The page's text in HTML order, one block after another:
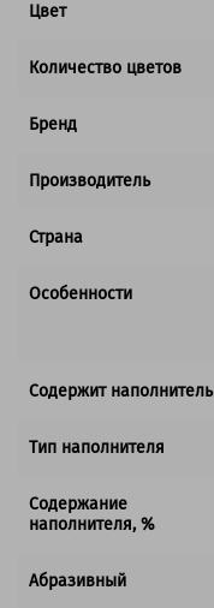
Цвет
Количество цветов
Бренд
Производитель
Страна
Особенности
Содержит наполнитель
Тип наполнителя
Содержание
наполнителя, %
Абразивный